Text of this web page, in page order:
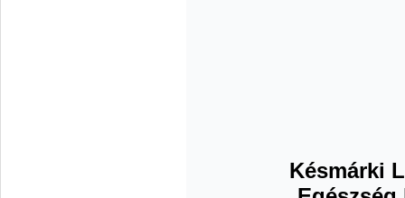
Késmárki